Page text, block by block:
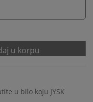
u korpu
u bilo koju JYSK